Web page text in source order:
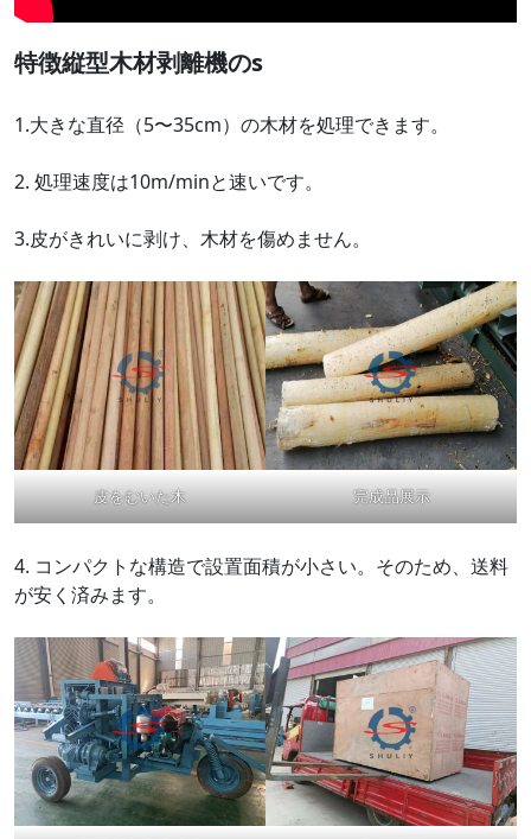
特徴縦型木材剥離機のs
1.大きな直径（5〜35cm）の木材を処理できます。
2. 処理速度は10m/minと速いです。
3.皮がきれいに剥け、木材を傷めません。
皮をむいた木 完成品展示
4. コンパクトな構造で設置面積が小さい。そのため、送料
が安く済みます。